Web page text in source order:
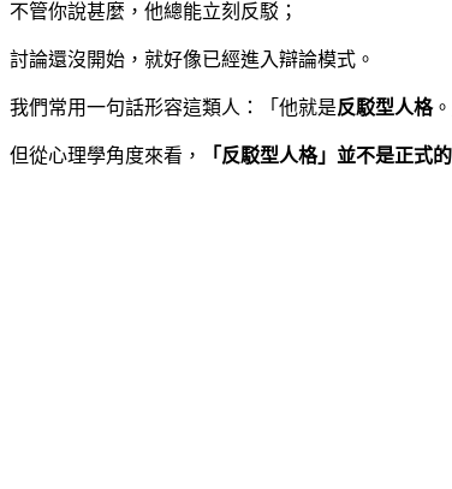
不管你說甚麼，他總能立刻反駁；
討論還沒開始，就好像已經進入辯論模式。
我們常用一句話形容這類人：「他就是反駁型人格。
但從心理學角度來看， 「反駁型人格」並不是正式